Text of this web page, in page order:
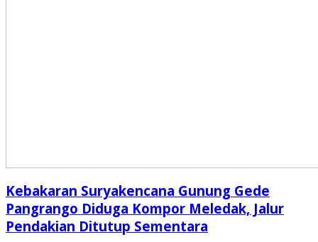
Kebakaran Suryakencana Gunung Gede
Pangrango Diduga Kompor Meledak, Jalur
Pendakian Ditutup Sementara